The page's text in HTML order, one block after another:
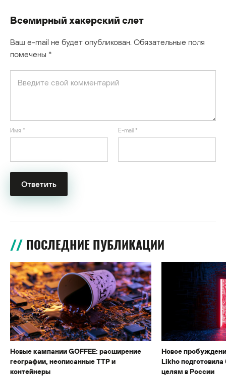
Всемирный хакерский слет
Ваш e-mail не будет опубликован. Обязательные поля
помечены *
Имя * E-mail *
ПОСЛЕДНИЕ ПУБЛИКАЦИИ
Новые кампании GOFFEE: расширение
географии, неописанные TTP и
контейнеры
Новое
Likho
целям в России